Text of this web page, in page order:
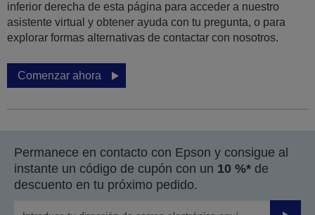
inferior derecha de esta página para acceder a nuestro
asistente virtual y obtener ayuda con tu pregunta, o para
explorar formas alternativas de contactar con nosotros.
Comenzar ahora
Permanece en contacto con Epson y consigue al
instante un código de cupón con un 10 %* de
descuento en tu próximo pedido.